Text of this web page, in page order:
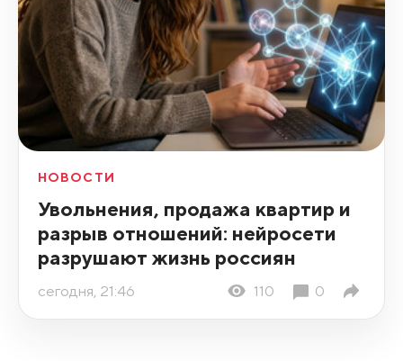
НОВОСТИ
Увольнения, продажа квартир и
разрыв отношений: нейросети
разрушают жизнь россиян
сегодня, 21:46 110 0